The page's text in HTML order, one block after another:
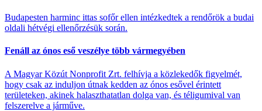
Budapesten harminc ittas sofőr ellen intézkedtek a rendőrök a budai
oldali hétvégi ellenőrzésük során.
Fenáll az ónos eső veszélye több vármegyében
A Magyar Közút Nonprofit Zrt. felhívja a közlekedők figyelmét,
hogy csak az induljon útnak kedden az ónos esővel érintett
területeken, akinek halaszthatatlan dolga van, és téligumival van
felszerelve a járműve.